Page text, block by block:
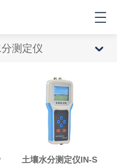
测定仪
土壤水分测定仪IN-S